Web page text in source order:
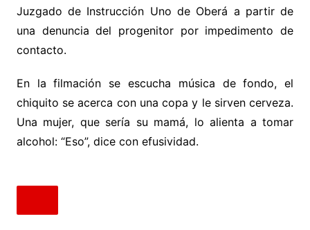
Juzgado de Instrucción Uno de Oberá a partir de
una denuncia del progenitor por impedimento de
contacto.
En la filmación se escucha música de fondo, el
chiquito se acerca con una copa y le sirven cerveza.
Una mujer, que sería su mamá, lo alienta a tomar
alcohol: “Eso”, dice con efusividad.